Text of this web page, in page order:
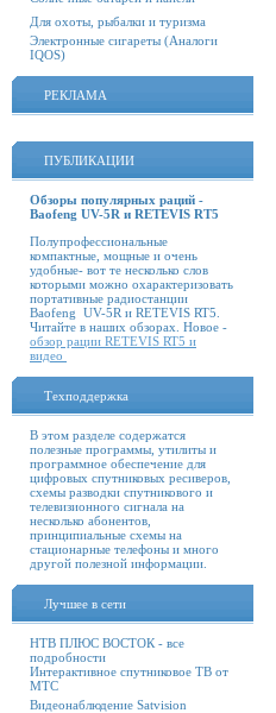
Для охоты, рыбалки и туризма
Электронные сигареты (Аналоги
IQOS)
РЕКЛАМА
ПУБЛИКАЦИИ
Обзоры популярных раций -
Baofeng UV-5R и RETEVIS RT5
Полупрофессиональные
компактные, мощные и очень
удобные- вот те несколько слов
которыми можно охарактеризовать
портативные радиостанции
Baofeng UV-5R и RETEVIS RT5.
Читайте в наших обзорах. Новое -
обзор рации RETEVIS RT5 и
видео
Техподдержка
В этом разделе содержатся
полезные программы, утилиты и
программное обеспечение для
цифровых спутниковых ресиверов,
схемы разводки спутникового и
телевизионного сигнала на
несколько абонентов,
принципиальные схемы на
стационарные телефоны и много
другой полезной информации.
Лучшее в сети
НТВ ПЛЮС ВОСТОК - все
подробности
Интерактивное спутниковое ТВ от
МТС
Видеонаблюдение Satvision